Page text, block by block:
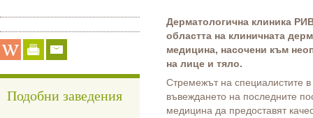
Дерматологична клиника
областта на клиничната
медицина, насочени към
на лице и тяло.
Стремежът на специалистите в
въвеждането на последните
медицина да предоставят
Подобни заведения